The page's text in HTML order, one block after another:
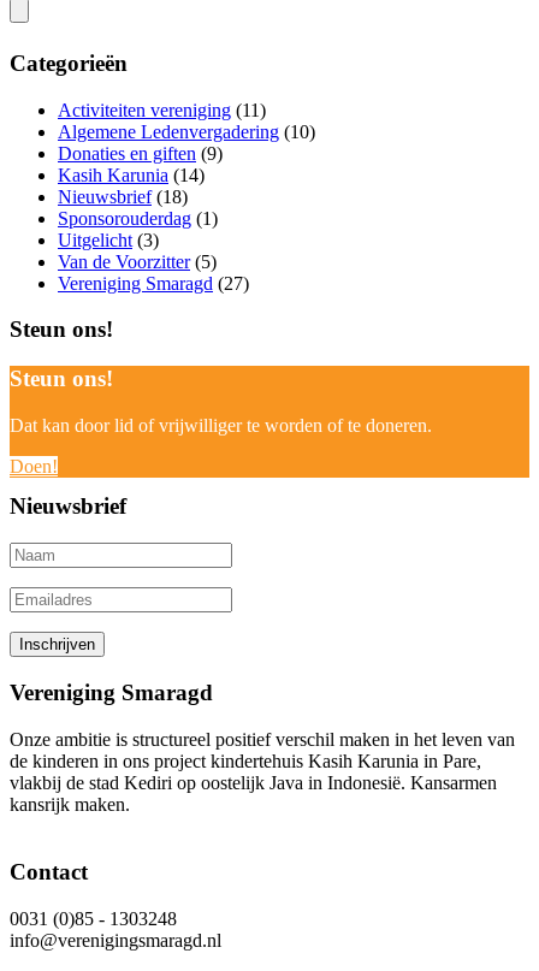
Categorieën
Activiteiten vereniging (11)
Algemene Ledenvergadering (10)
Donaties en giften (9)
Kasih Karunia (14)
Nieuwsbrief(18)
Sponsorouderdag (1)
Uitgelicht (3)
Van de Voorzitter(5)
Vereniging Smaragd (27)
Steun ons!
Steun ons!
Dat kan door lid of vrijwilliger te worden of te doneren.
Doen!
Nieuwsbrief
Vereniging Smaragd
Onze ambitie is structureel positief verschil maken in het leven van
de kinderen in ons project kindertehuis Kasih Karunia in Pare,
vlakbij de stad Kediri op oostelijk Java in Indonesië. Kansarmen
kansrijk maken.
Contact
0031 (0)85 - 1303248
info@verenigingsmaragd.nl